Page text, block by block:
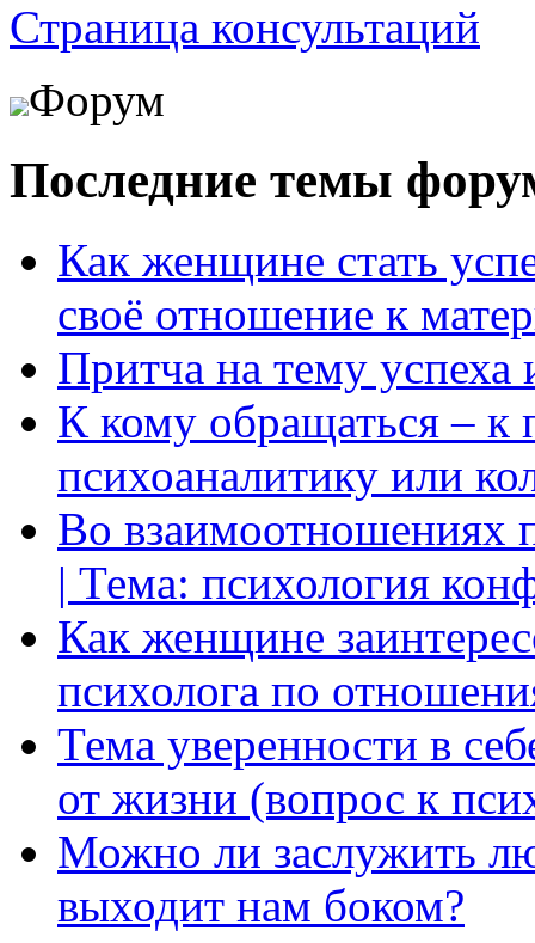
Страница консультаций
Форум
Последние темы
Как женщине стать
своё отношение к
Притча на тему успеха
К кому обращаться – к
психоаналитику или
Во взаимоотношениях
| Тема: психология
Как женщине
психолога по
Тема уверенности в
от жизни (вопрос к
Можно ли заслужить
выходит нам боком?